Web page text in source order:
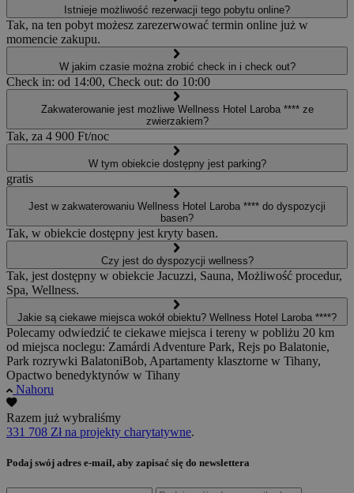
Istnieje możliwość rezerwacji tego pobytu online?
Tak, na ten pobyt możesz zarezerwować termin online już w
momencie zakupu.
W jakim czasie można zrobić check in i check out?
Check in: od 14:00, Check out: do 10:00
Zakwaterowanie jest możliwe Wellness Hotel Laroba **** ze
zwierzakiem?
Tak, za 4 900 Ft/noc
W tym obiekcie dostępny jest parking?
gratis
Jest w zakwaterowaniu Wellness Hotel Laroba **** do dyspozycji
basen?
Tak, w obiekcie dostępny jest kryty basen.
Czy jest do dyspozycji wellness?
Tak, jest dostępny w obiekcie Jacuzzi, Sauna, Możliwość procedur,
Spa, Wellness.
Jakie są ciekawe miejsca wokół obiektu? Wellness Hotel Laroba ****?
Polecamy odwiedzić te ciekawe miejsca i tereny w pobliżu 20 km
od miejsca noclegu: Zamárdi Adventure Park, Rejs po Balatonie,
Park rozrywki BalatoniBob, Apartamenty klasztorne w Tihany,
Opactwo benedyktynów w Tihany
Nahoru
Razem już wybraliśmy
331 708 Zł na projekty charytatywne.
Podaj swój adres e-mail, aby zapisać się do newslettera